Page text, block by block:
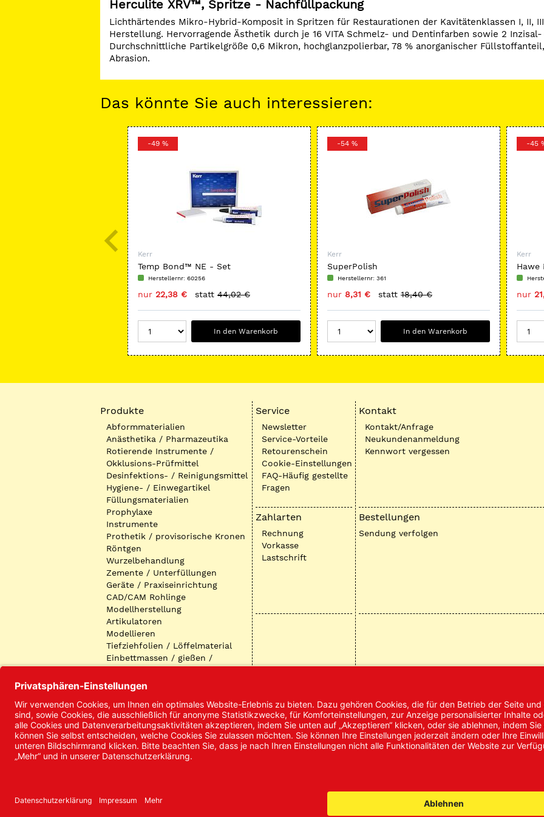
Herculite XRV™, Spritze - Nachfüllpackung
Lichthärtendes Mikro-Hybrid-Komposit in Spritzen für Restaurationen der Kavitätenklassen I, II,
Herstellung. Hervorragende Ästhetik durch je 16 VITA Schmelz- und Dentinfarben sowie 2
Durchschnittliche Partikelgröße 0,6 Mikron, hochglanzpolierbar, 78 % anorganischer
Abrasion.
Das könnte Sie auch interessieren:
-49 %
Kerr
Temp Bond™ NE - Set
Herstellernr: 60256
nur 22,38 € statt 44,02 €
In den Warenkorb
-54 %
Kerr
SuperPolish
Herstellernr: 361
nur 8,31 € statt 18,40 €
In den Warenkorb
-45
Kerr
Hawe
nur
Produkte
Abformmaterialien
Anästhetika / Pharmazeutika
Rotierende Instrumente /
Okklusions-Prüfmittel
Desinfektions- / Reinigungsmittel
Hygiene- / Einwegartikel
Füllungsmaterialien
Prophylaxe
Instrumente
Prothetik / provisorische Kronen
Röntgen
Wurzelbehandlung
Zemente / Unterfüllungen
Geräte / Praxiseinrichtung
CAD/CAM Rohlinge
Modellherstellung
Artikulatoren
Modellieren
Tiefziehfolien / Löffelmaterial
Einbettmassen / gießen /
Oberflächenbearbeitung
Keramik
Verblendmaterialien
Instrumente
Kieferorthopädie /
Klammerdrähte
Verschiedenes (Labor)
Service
Newsletter
Service-Vorteile
Retourenschein
Cookie-Einstellungen
FAQ-Häufig gestellte
Fragen
Zahlarten
Rechnung
Vorkasse
Lastschrift
Kontakt
Kontakt/Anfrage
Neukundenanmeldung
Kennwort vergessen
Bestellungen
Sendung verfolgen